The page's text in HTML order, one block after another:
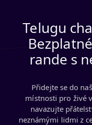
Telugu
rande s
Přidejte se do
místnosti pro živé
navazujte
neznámými lidmi z